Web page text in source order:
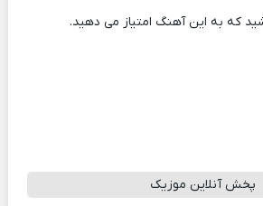
که به این آهنگ امتیاز می دهید.
پخش آنلاین موزیک